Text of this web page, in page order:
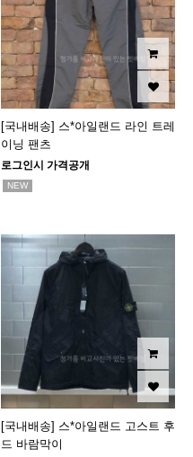
[국내배송] 스*아일랜드 라인 트레
이닝 팬츠
로그인시 가격공개
NEW
[국내배송] 스*아일랜드 고스트 후
드 바람막이